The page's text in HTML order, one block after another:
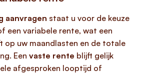
aanvragen staat u voor de keuze
een variabele rente, wat een
op uw maandlasten en de totale
Een vaste rente blijft gelijk
afgesproken looptijd of